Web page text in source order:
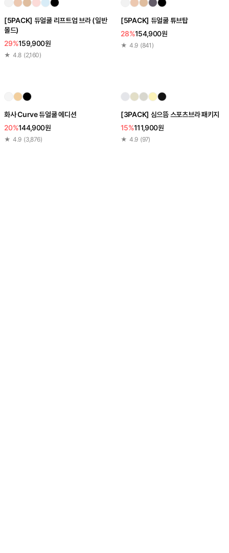
[5PACK] 듀얼쿨 리프트업 브라 (일반
몰드)
29%159,900원
★ 4.8 (2,160)
[5PACK] 듀얼쿨 튜브탑
28%154,900원
★ 4.9 (841 )
화사 Curve 듀얼쿨 에디션
20%144,900원
★ 4.9 (3,876)
[3PACK] 심으뜸 스포츠브라 패키지
15%111,900원
★ 4.9 (97)